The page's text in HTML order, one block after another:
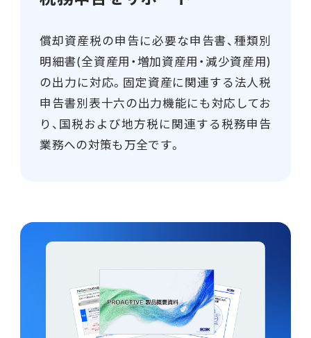
償却資産税の申告に必要な申告書、種類別
明細書(全資産用・増加資産用・減少資産用)
の出力に対応。固定資産に関連する法人税
申告書別表十六の出力機能にも対応してお
り、国税および地方税に関連する税務申告
業務への対策も万全です。